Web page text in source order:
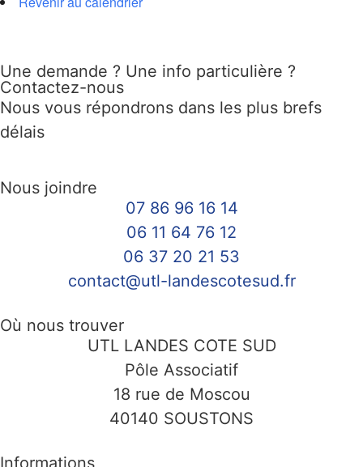
Une demande ? Une info particulière ?
Contactez-nous
Nous vous répondrons dans les plus brefs
délais
Nous joindre
07 86 96 16 14
06 11 64 76 12
06 37 20 21 53
contact@utl-landescotesud.fr
Où nous trouver
UTL LANDES COTE SUD
Pôle Associatif
18 rue de Moscou
40140 SOUSTONS